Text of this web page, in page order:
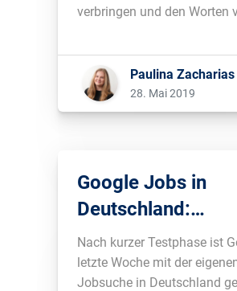
verbringen und den Worten
lauschen....
Paulina Zacharias
28. Mai 2019
Google Jobs in
Deutschland:
Marktführer über
Nach kurzer Testphase ist
letzte Woche mit der
Jobsuche in Deutschland